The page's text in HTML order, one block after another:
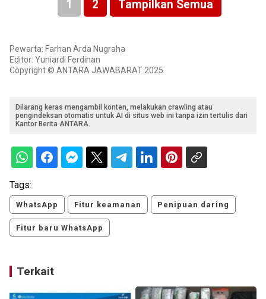
1 2 Tampilkan Semua
Pewarta: Farhan Arda Nugraha
Editor: Yuniardi Ferdinan
Copyright © ANTARA JAWABARAT 2025
Dilarang keras mengambil konten, melakukan crawling atau
pengindeksan otomatis untuk AI di situs web ini tanpa izin tertulis dari
Kantor Berita ANTARA.
Tags:
WhatsApp Fitur keamanan Penipuan daring
Fitur baru WhatsApp
Terkait